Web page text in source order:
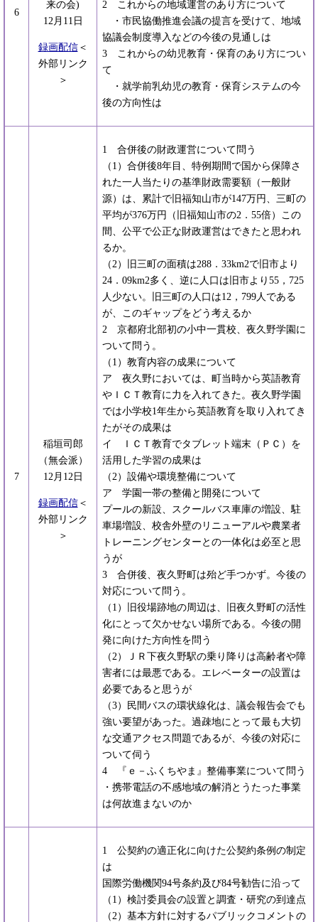
6
来の会)
12月11日
録画配信＜
外部リンク
＞
2 これからの地域運営のあり方について
・市民協働推進会議の提言を受けて、地域
協議会制度導入などの今後の見通しは
3 これからの幼児教育・保育のあり方につい
て
・就学前乳幼児の教育・保育システムの今
後の方向性は
7
稲垣司郎
（無会派）
12月12日
録画配信＜
外部リンク
＞
1 合併後の財政運営について問う
（1）合併後8年目、特例期間で国から保障さ
れた一人当たりの基準財政需要額（一般財
源）は、累計で旧福知山市が147万円、三町の
平均が376万円（旧福知山市の2．55倍）この
間、公平で公正な財政運営はできたと思われ
るか。
（2）旧三町の面積は288．33km2で旧市より
24．09km2多く、逆に人口は旧市より55，725
人少ない。旧三町の人口は12，799人である
が、このギャップをどう考えるか
2 京都府北部初の小中一貫校、夜久野学園に
ついて問う。
（1）教育内容の成果について
ア 夜久野においては、町当時から英語教育
やＩＣＴ教育に力を入れてきた。夜久野学園
では小学校1年生から英語教育を取り入れてき
たがその成果は
イ ＩＣＴ教育でタブレット端末（ＰＣ）を
活用した学習の成果は
（2）設備や環境整備について
ア 学園一帯の整備と開発について
プールの新設、スクールバス車庫の増設、駐
車場増設、校舎外壁のリニューアルや農業者
トレーニングセンターとの一体化は必至と思
うが
3 合併後、夜久野町は殆ど手つかず。今後の
対応について問う。
（1）旧役場跡地の周辺は、旧夜久野町の活性
化にとって欠かせない場所である。今後の開
発に向けた方向性を問う
（2）ＪＲ下夜久野駅の乗り降りは高齢者や障
害者には最悪である。エレベーターの設置は
必要であると思うが
（3）民間バスの環状線化は、議会報告会でも
強い要望があった。過疎地にとって最も大切
な交通アクセス問題であるが、今後の対応に
ついて伺う
4 『ｅ－ふくちやま』整備事業について問う
・携帯電話の不感地域の解消とうたった事業
は何故進まないのか
1 公契約の適正化に向けた公契約条例の制定
は
国際労働機関94号条約及び84号勧告に沿って
（1）検討委員会の設置と調査・研究の到達点
（2）基本方針に対するパブリックコメントの